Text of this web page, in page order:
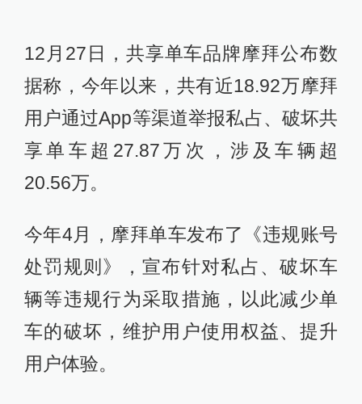
12月27日，共享单车品牌摩拜公布数
据称，今年以来，共有近18.92万摩拜
用户通过App等渠道举报私占、破坏共
享单车超27.87万次，涉及车辆超
20.56万。
今年4月，摩拜单车发布了《违规账号
处罚规则》，宣布针对私占、破坏车
辆等违规行为采取措施，以此减少单
车的破坏，维护用户使用权益、提升
用户体验。